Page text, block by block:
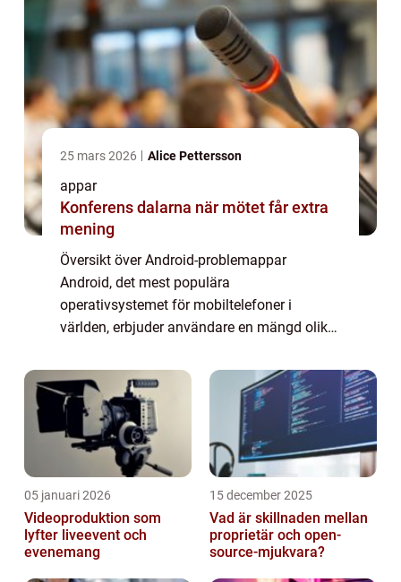
25 mars 2026 Alice Pettersson
appar
Konferens dalarna när mötet får extra
mening
Översikt över Android-problemappar
Android, det mest populära
operativsystemet för mobiltelefoner i
världen, erbjuder användare en mängd olika
Men som med alla teknologier kan det även
uppstå problem. Android...
05 januari 2026
Videoproduktion som
lyfter liveevent och
evenemang
15 december 2025
Vad är skillnaden mellan
proprietär och open-
source-mjukvara?